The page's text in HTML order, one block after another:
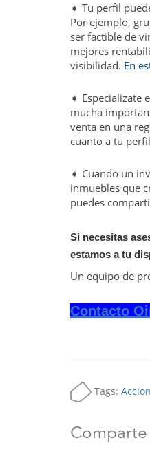
➧ Tu perfil
Por ejemplo,
ser factible de
mejores
visibilidad. En
➧ Especializate
mucha
venta en una
cuanto a tu
➧ Cuando un
inmuebles que
puedes
Si necesitas
estamos a tu
Un equipo de
Contacto
Tags: